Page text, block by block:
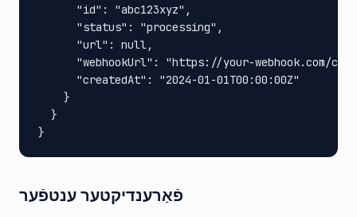
      "id": "abc123xyz",
      "status": "processing",
      "url": null,
"webhookUrl": "https://your-webhook.com/
      "createdAt": "2024-01-01T00:00:00Z"
    }
  }
}
פֿאַרענדיקטער ענטפֿער